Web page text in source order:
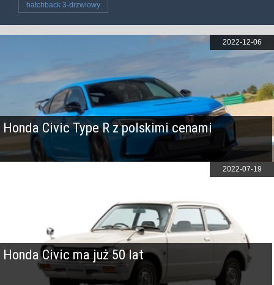
hatchback 3-drzwiowy
Honda Civic Type R z polskimi cenami
2022-12-06
Honda Civic ma już 50 lat
2022-07-19